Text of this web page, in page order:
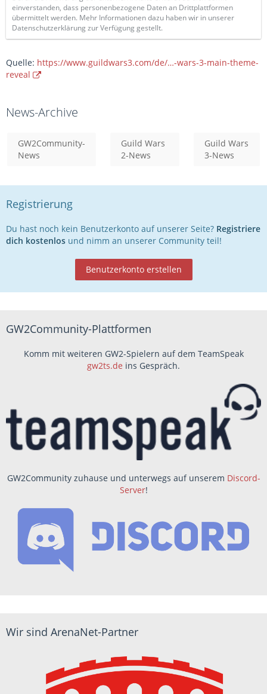
einverstanden, dass personenbezogene Daten an Drittplattformen
übermittelt werden. Mehr Informationen dazu haben wir in unserer
Datenschutzerklärung zur Verfügung gestellt.
Quelle: https://www.guildwars3.com/de/…-wars-3-main-theme-
reveal
News-Archive
GW2Community-
News
Guild Wars
2-News
Guild Wars
3-News
Registrierung
Du hast noch kein Benutzerkonto auf unserer Seite? Registriere
dich kostenlos und nimm an unserer Community teil!
Benutzerkonto erstellen
GW2Community-Plattformen
Komm mit weiteren GW2-Spielern auf dem TeamSpeak
gw2ts.de ins Gespräch.
GW2Community zuhause und unterwegs auf unserem Discord-
Server!
Wir sind ArenaNet-Partner